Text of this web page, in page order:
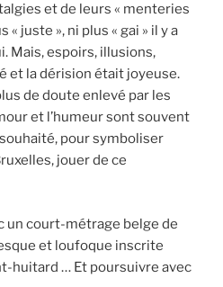
et de leurs « menteries
« juste », ni plus « gai » il y a
Mais, espoirs, illusions,
et la dérision était joyeuse.
de doute enlevé par les
et l’humeur sont souvent
pour symboliser
jouer de ce
un court-métrage belge de
et loufoque inscrite
huitard … Et poursuivre avec